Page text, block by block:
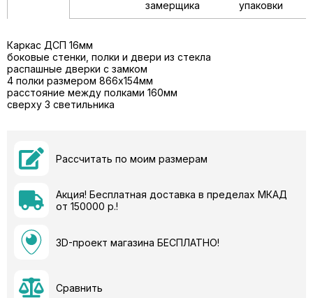
замерщика упаковки
Каркас ДСП 16мм
боковые стенки, полки и двери из стекла
распашные дверки с замком
4 полки размером 866х154мм
расстояние между полками 160мм
сверху 3 светильника
Рассчитать по моим размерам
Акция! Бесплатная доставка в пределах МКАД
от 150000 р.!
3D-проект магазина БЕСПЛАТНО!
Сравнить